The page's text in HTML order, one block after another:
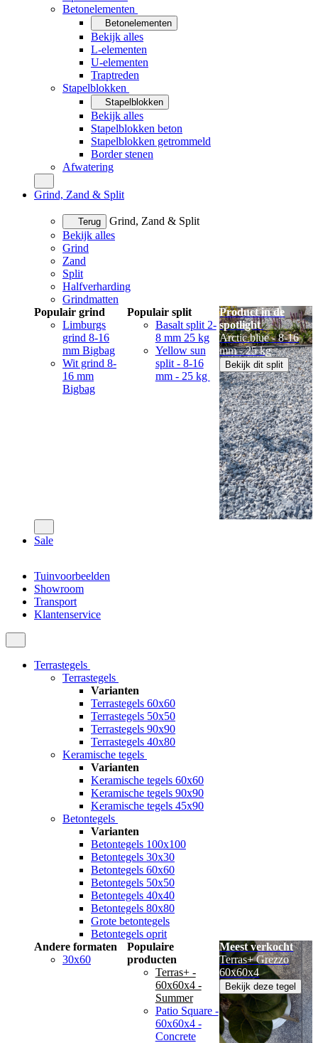
Betonelementen
Betonelementen
Bekijk alles
L-elementen
U-elementen
Traptreden
Stapelblokken
Stapelblokken
Bekijk alles
Stapelblokken beton
Stapelblokken getrommeld
Border stenen
Afwatering
Grind, Zand & Split
Terug
Grind, Zand & Split
Bekijk alles
Grind
Zand
Split
Halfverharding
Grindmatten
Populair grind
Limburgs
grind 8-16
mm Bigbag
Wit grind 8-
16 mm
Bigbag
Populair split
Basalt split 2-
8 mm 25 kg
Yellow sun
split - 8-16
mm - 25 kg
Product in de
spotlight
Arctic blue - 8-16
mm - 25 kg
Bekijk dit split
Sale
Tuinvoorbeelden
Showroom
Transport
Klantenservice
Terrastegels
Terrastegels
Varianten
Terrastegels 60x60
Terrastegels 50x50
Terrastegels 90x90
Terrastegels 40x80
Keramische tegels
Varianten
Keramische tegels 60x60
Keramische tegels 90x90
Keramische tegels 45x90
Betontegels
Varianten
Betontegels 100x100
Betontegels 30x30
Betontegels 60x60
Betontegels 50x50
Betontegels 40x40
Betontegels 80x80
Grote betontegels
Betontegels oprit
Andere formaten
30x60
Populaire
producten
Terras+ -
60x60x4 -
Summer
Patio Square -
60x60x4 -
Concrete
Meest verkocht
Terras+ Grezzo
60x60x4
Bekijk deze tegel